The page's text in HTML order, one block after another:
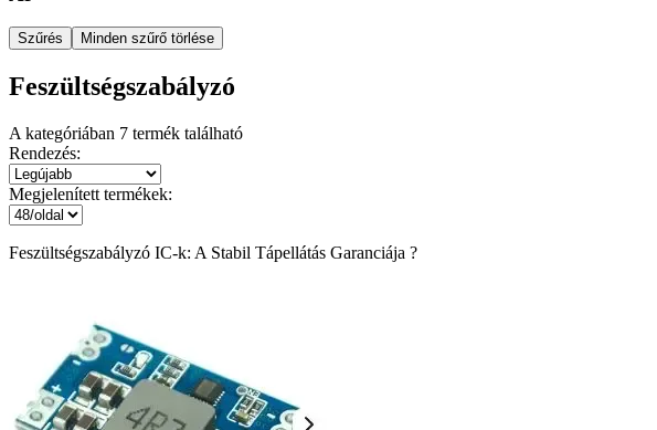
Szűrés Minden szűrő törlése
Feszültségszabályzó
A kategóriában 7 termék található
Rendezés:
Megjelenített termékek:
Feszültségszabályzó IC-k: A Stabil Tápellátás Garanciája ?️